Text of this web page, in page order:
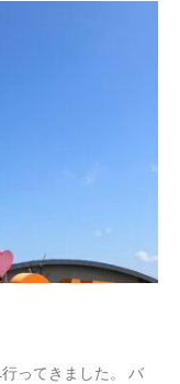
ってきました。 バ